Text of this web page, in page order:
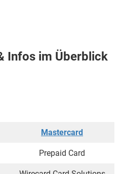
Infos im Überblick
Mastercard
Prepaid Card